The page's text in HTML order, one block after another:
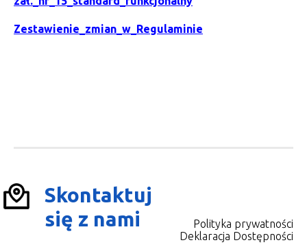
Zestawienie_zmian_w_Regulaminie
Skontaktuj
się z nami
Polityka prywatności
Deklaracja Dostępności